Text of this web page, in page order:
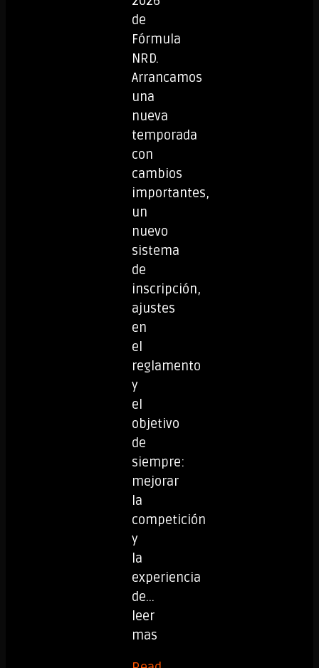
de
Fórmula
NRD.
Arrancamos
una
nueva
temporada
con
cambios
importantes,
un
nuevo
sistema
de
inscripción,
ajustes
en
el
reglamento
y
el
objetivo
de
siempre:
mejorar
la
competición
y
la
experiencia
de...
leer
mas